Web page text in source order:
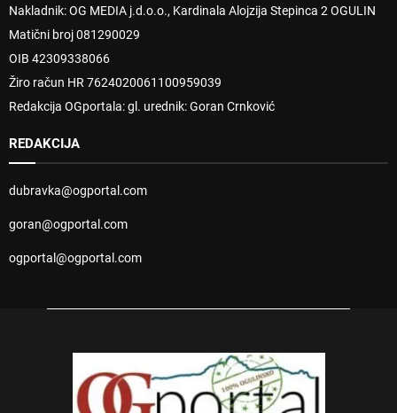
Nakladnik: OG MEDIA j.d.o.o., Kardinala Alojzija Stepinca 2 OGULIN
Matični broj 081290029
OIB 42309338066
Žiro račun HR 7624020061100959039
Redakcija OGportala: gl. urednik: Goran Crnković
REDAKCIJA
dubravka@ogportal.com
goran@ogportal.com
ogportal@ogportal.com